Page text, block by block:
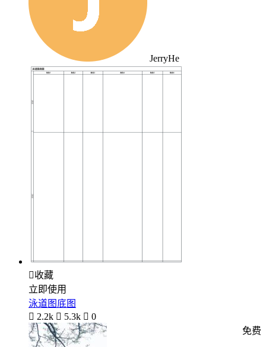
JerryHe
收藏
立即使用
泳道图底图
 2.2k  5.3k  0
免费